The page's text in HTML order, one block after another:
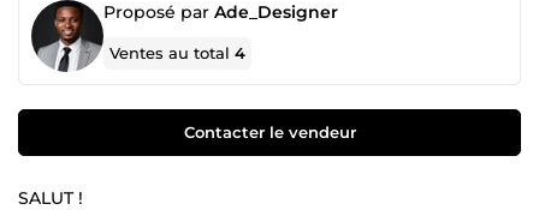
Proposé par Ade_Designer
Ventes au total4
Contacter le vendeur
SALUT !